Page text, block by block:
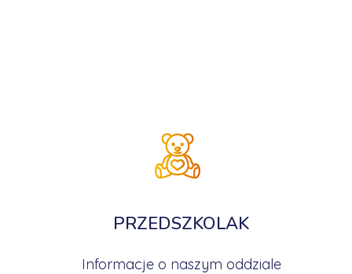
PRZEDSZKOLAK
Informacje o naszym oddziale